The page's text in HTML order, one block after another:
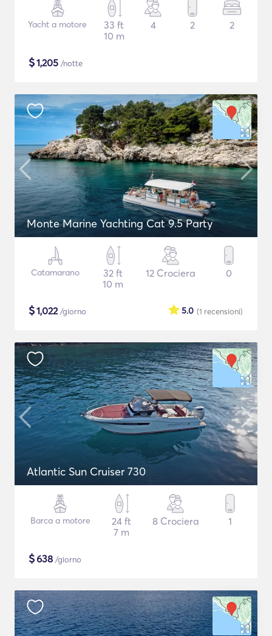
Yacht a motore
33 ft
10 m
4 2 2
$1,205 /notte
Monte Marine Yachting Cat 9.5 Party
Catamarano
32 ft
10 m
12 Crociera 0
$1,022/giorno (1 recensioni)
5.0
Atlantic Sun Cruiser 730
Barca a motore
24 ft
7 m
8 Crociera 1
$638 /giorno